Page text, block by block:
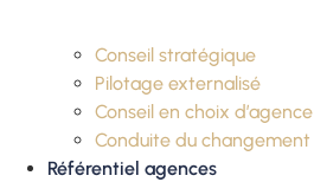
Conseil stratégique
Pilotage externalisé
Conseil en choix d’agence
Conduite du changement
Référentiel agences